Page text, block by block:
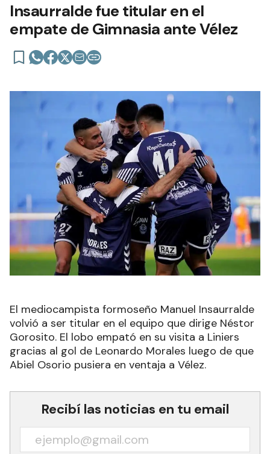
Insaurralde fue titular en el
empate de Gimnasia ante Vélez
El mediocampista formoseño Manuel Insaurralde
volvió a ser titular en el equipo que dirige Néstor
Gorosito. El lobo empató en su visita a Liniers
gracias al gol de Leonardo Morales luego de que
Abiel Osorio pusiera en ventaja a Vélez.
Recibí las noticias en tu email